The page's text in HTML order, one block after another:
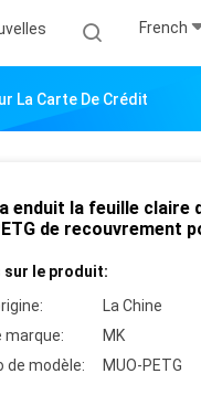
French
La Carte De Crédit
enduit la feuille claire
de recouvrement
sur le produit:
La Chine
marque:
MK
de modèle:
MUO-PETG